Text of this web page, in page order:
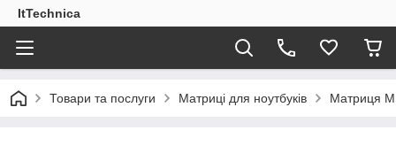
ItTechnica
Товари та послуги Матриці для ноутбуків Матриця